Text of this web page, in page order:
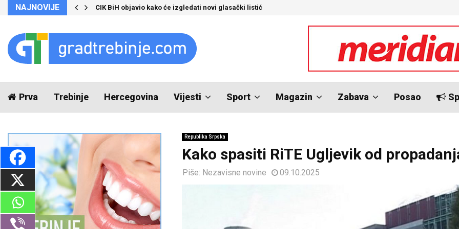
NAJNOVIJE CIK BiH objavio kako će izgledati novi glasački listić
Prva Trebinje Hercegovina Vijesti Sport Magazin Zabava Posao
Republika Srpska
Kako spasiti RiTE Ugljevik od
Piše: Nezavisne novine 09.10.2025